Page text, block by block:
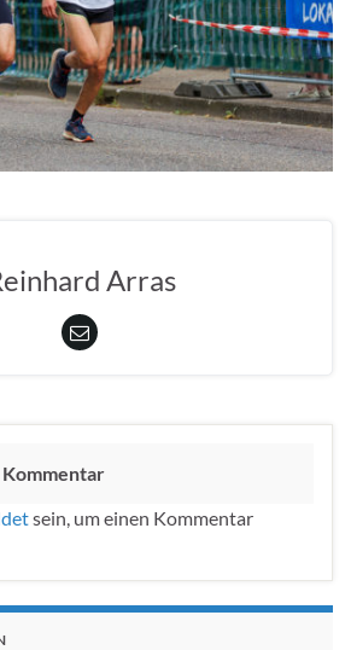
Arras
sein, um einen Kommentar